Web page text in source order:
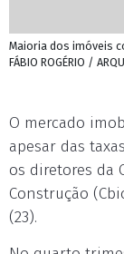
Maioria dos imóveis
FÁBIO ROGÉRIO /
O mercado
apesar das
os diretores da
Construção
(23).